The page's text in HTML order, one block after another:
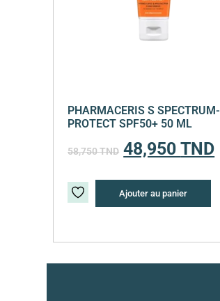
PHARMACERIS S SPECTRUM-
PROTECT SPF50+ 50 ML
58,750TND 48,950TND
Ajouter au panier